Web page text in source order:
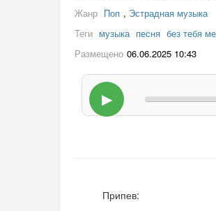
Жанр Поп , Эстрадная музыка
Теги музыка песня без тебя
Размещено 06.06.2025 10:43
▶
Припев: